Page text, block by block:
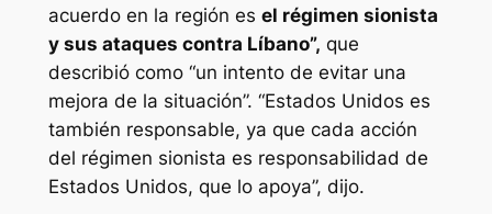
acuerdo en la región es el régimen sionista
y sus ataques contra Líbano”, que
describió como “un intento de evitar una
mejora de la situación”. “Estados Unidos es
también responsable, ya que cada acción
del régimen sionista es responsabilidad de
Estados Unidos, que lo apoya”, dijo.